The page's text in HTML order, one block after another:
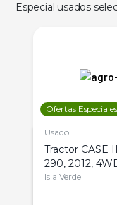
Especial usados
Ofertas Especiales
Usado
Tractor CASE
290, 2012,
Isla Verde